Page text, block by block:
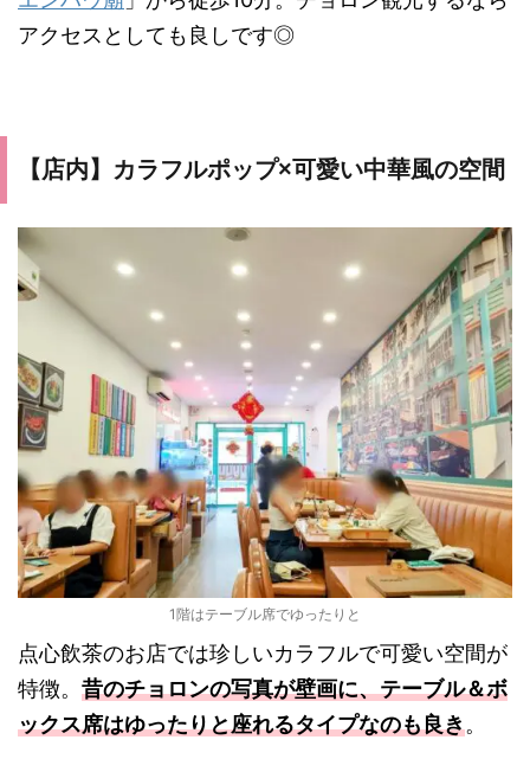
アクセスとしても良しです◎
【店内】カラフルポップ×可愛い中華風の空間
1階はテーブル席でゆったりと
点心飲茶のお店では珍しいカラフルで可愛い空間が
特徴。 昔のチョロンの写真が壁画に、テーブル＆ボ
ックス席はゆったりと座れるタイプなのも良き。